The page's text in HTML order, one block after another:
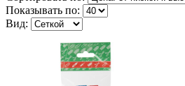
Показывать по:
Вид: